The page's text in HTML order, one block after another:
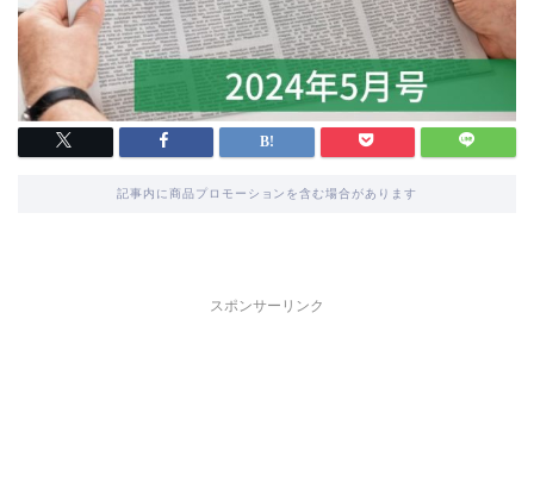
記事内に商品プロモーションを含む場合があります
スポンサーリンク